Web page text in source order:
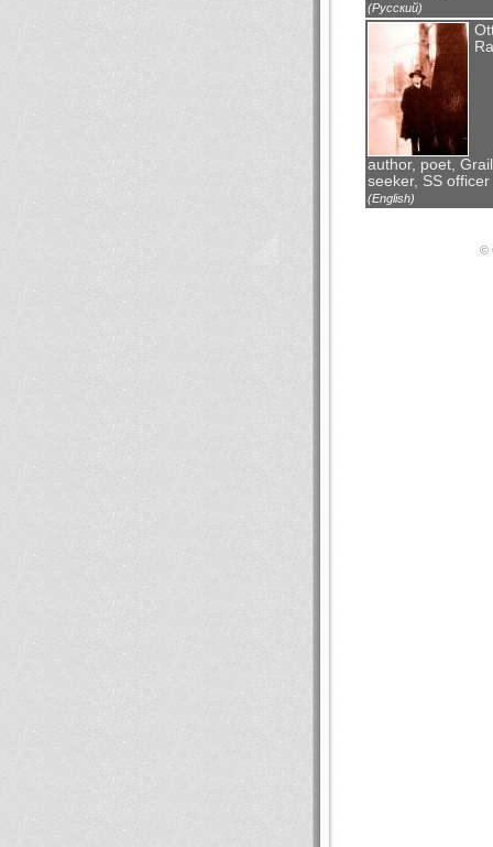
(Русский)
author, poet, Grail
seeker, SS officer
(English)
©